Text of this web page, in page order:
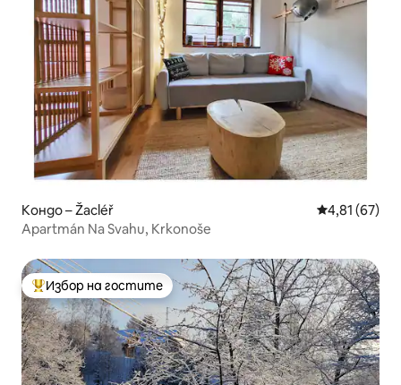
Кондо – Žacléř Средна
4,81 (67)
Apartmán Na Svahu, Krkonoše
Най-популярен избор на гостите
Избор на гостите